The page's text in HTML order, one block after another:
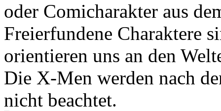
oder Comicharakter aus
Freierfundene Charaktere
orientieren uns an den
Die X-Men werden nach
nicht beachtet.